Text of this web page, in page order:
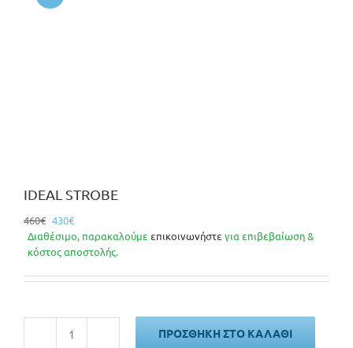
IDEAL STROBE
460€ Original
price
was:
430€Η
τρέχουσα
τιμή
430€.
Διαθέσιμο, παρακαλούμε επικοινωνήστε για επιβεβαίωση &
κόστος αποστολής.
IDEAL
ΠΡΟΣΘΉΚΗ ΣΤΟ ΚΑΛΆΘΙ